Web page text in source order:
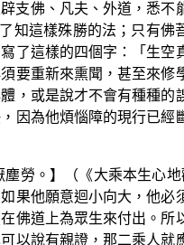
支佛、凡夫、外道，悉不
知這樣殊勝的法；只有佛
了這樣的四個字：「生空
要重新來熏聞，甚至來修
，或是說才不會有種種的
因為他煩惱障的現行已經
勞。】（《大乘本生心
果他願意迴小向大，他必
佛道上為眾生來付出。所
以說有親證，那二乘人就